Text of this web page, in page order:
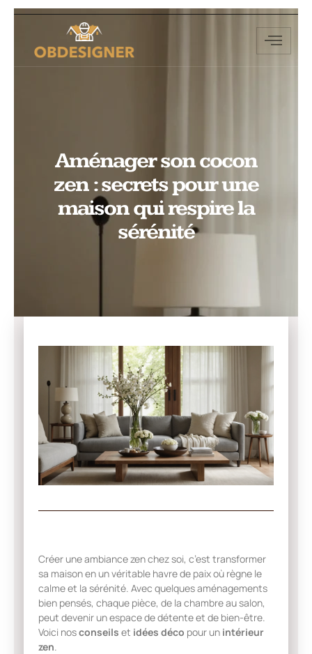
Aménager son cocon
zen : secrets pour une
maison qui respire la
sérénité
Créer une ambiance zen chez soi, c’est transformer
sa maison en un véritable havre de paix où règne le
calme et la sérénité. Avec quelques aménagements
bien pensés, chaque pièce, de la chambre au salon,
peut devenir un espace de détente et de bien-être.
Voici nosconseils et idées déco pour un intérieur
zen